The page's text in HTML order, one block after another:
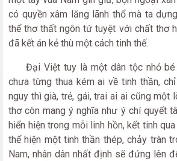
có quyền xâm lăng lãnh thổ mà ta
thể thơ thất ngôn tứ tuyệt với chất thơ
đã kết án kẻ thù một cách tinh thế.
Đại Việt tuy là một dân tộc nhỏ bé
chưa từng thua kém ai về tinh thần,
nguy thì già, trẻ, gái, trai ai ai cũng một
thơ còn mang ý nghĩa như ý chí quyết
hiển hiện trong mỗi linh hồn, kết tinh
thể hiện một tinh thần thép, chảy tràn
Nam, nhân dân nhất định sẽ đứng lên